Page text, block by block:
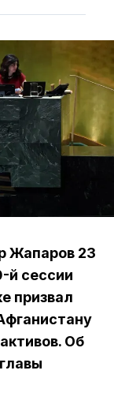
Жапаров 23
й сессии
призвал
Об